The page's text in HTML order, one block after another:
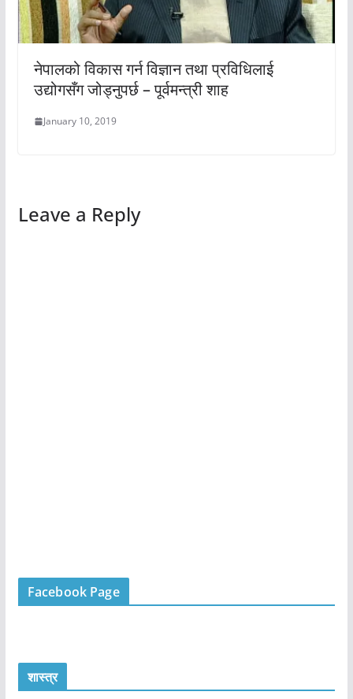
नेपालको विकास गर्न विज्ञान तथा प्रविधिलाई
उद्योगसँग जोड्नुपर्छ – पूर्वमन्त्री शाह
January 10, 2019
Leave a Reply
Facebook Page
शास्त्र